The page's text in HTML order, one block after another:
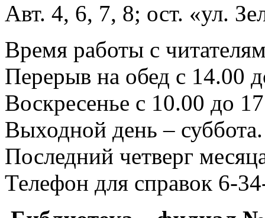
Авт. 4, 6, 7, 8; ост. «ул.
Время работы с
Перерыв на обед с 14.00
Воскресенье с 10.00 до
Выходной день – суббота.
Последний четверг
Телефон для справок 6-